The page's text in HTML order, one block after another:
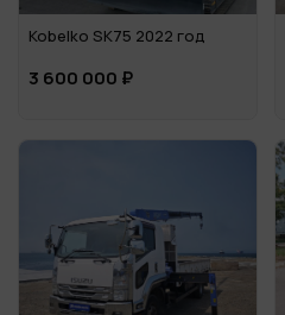
Kobelko SK75 2022 год
3 600 000 ₽